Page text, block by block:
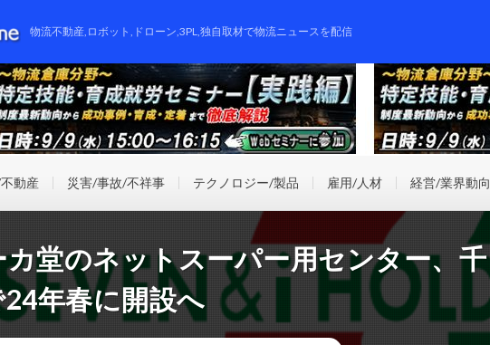
物流不動産,ロボット,ドローン,3PL,独自取材で物流ニュースを配信
動産 災害/事故/不祥事 テクノロジー/製品 雇用/人材 経営/業界動向
堂のネットスーパー用センター、千
年春に開設へ